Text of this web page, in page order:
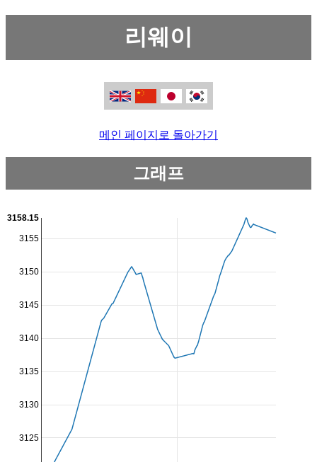
리웨이
메인 페이지로 돌아가기
그래프
3125
3130
3135
3140
3145
3150
3155
3158.15